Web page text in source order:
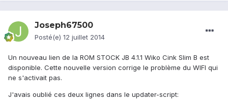
Joseph67500
Posté(e) 12 juillet 2014
Un nouveau lien de la ROM STOCK JB 4.1.1 Wiko Cink Slim B est
disponible. Cette nouvelle version corrige le problème du WIFI qui
ne s'activait pas.
J'avais oublié ces deux lignes dans le updater-script: